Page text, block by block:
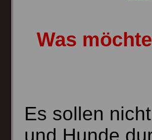
Was
Es sollen
und Hunde